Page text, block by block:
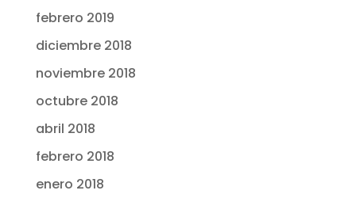
febrero 2019
diciembre 2018
noviembre 2018
octubre 2018
abril 2018
febrero 2018
enero 2018